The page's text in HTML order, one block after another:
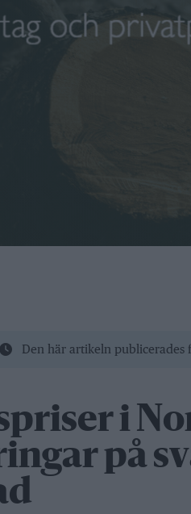
Den här artikeln publicerades
i
på